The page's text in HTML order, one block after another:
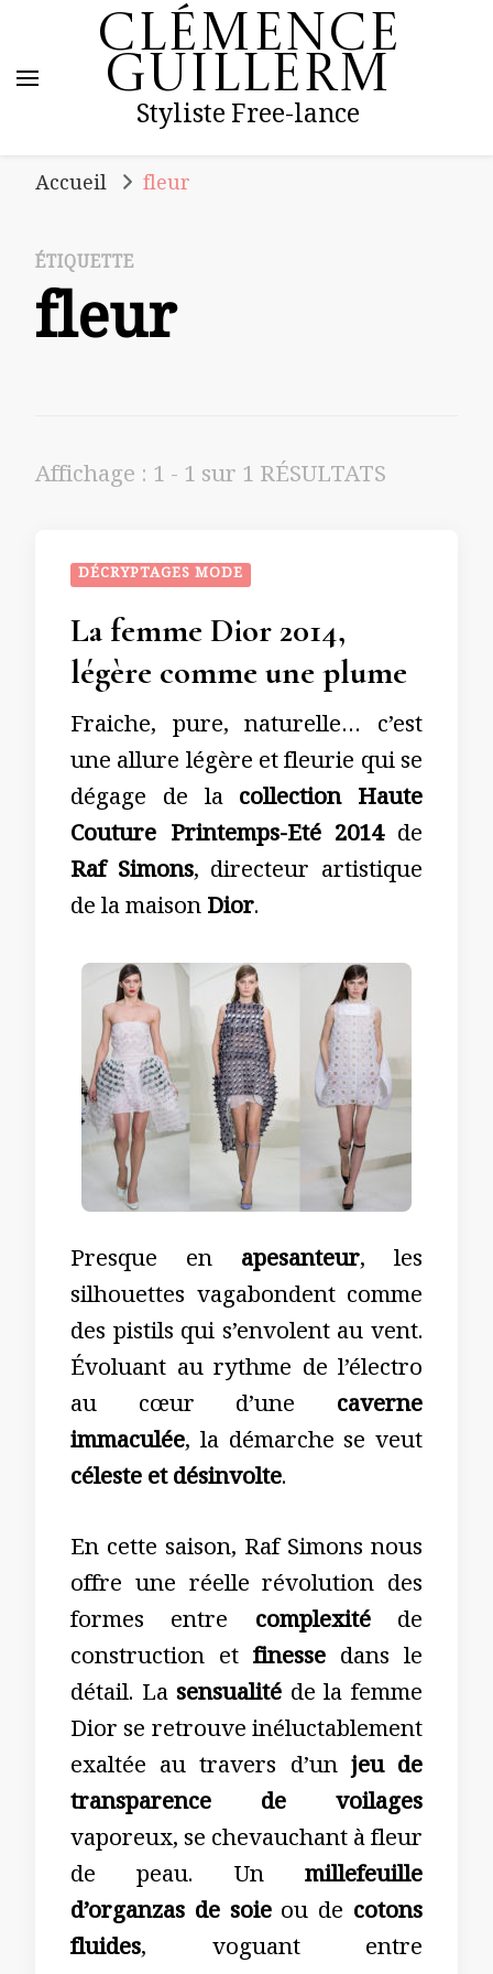
Clémence
Guillerm
Styliste Free-lance
Accueil fleur
ÉTIQUETTE
fleur
Affichage : 1 - 1 sur 1 RÉSULTATS
DÉCRYPTAGES MODE
La femme Dior 2014,
légère comme une plume
Fraiche, pure, naturelle… c’est
une allure légère et fleurie qui se
dégage de la collection Haute
Couture Printemps-Eté 2014de
Raf Simons, directeur artistique
de la maisonDior.
Presque en apesanteur, les
silhouettes vagabondent comme
des pistils qui s’envolent au vent.
Évoluant au rythme de l’électro
au cœur d’une caverne
immaculée, la démarche se veut
céleste et désinvolte.
En cette saison, Raf Simons nous
offre une réelle révolution des
formes entre complexitéde
construction et finesse dans le
détail. Lasensualité de la femme
Dior se retrouve inéluctablement
exaltée au travers d’unjeu de
transparence de voilages
vaporeux, se chevauchant à fleur
de peau. Un millefeuille
d’organzas de soieou de cotons
fluides, voguant entre